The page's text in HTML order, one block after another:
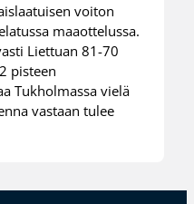
voiton
maaottelussa.
Liettuan 81-70
pisteen
Tukholmassa vielä
vastaan tulee